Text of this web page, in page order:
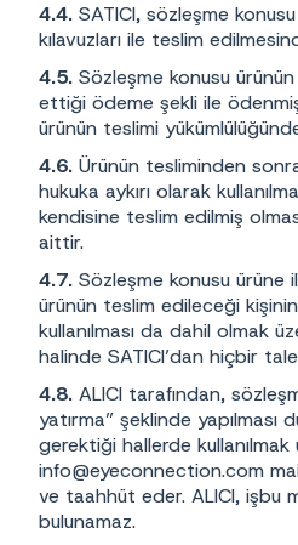
4.4. SATICI, sözleşme
kılavuzları ile teslim
4.5. Sözleşme konusu
ettiği ödeme şekli ile
ürünün teslimi
4.6. Ürünün tesliminden
hukuka aykırı olarak
kendisine teslim edilmiş
aittir.
4.7. Sözleşme konusu ürüne
ürünün teslim edileceği
kullanılması da dahil olmak
halinde SATICI’dan hiçbir
4.8. ALICI tarafından,
yatırma” şeklinde
gerektiği hallerde kullanılmak
info@eyeconnection.com
ve taahhüt eder. ALICI, işbu
bulunamaz.